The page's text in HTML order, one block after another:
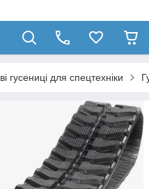
гусениці для спецтехніки